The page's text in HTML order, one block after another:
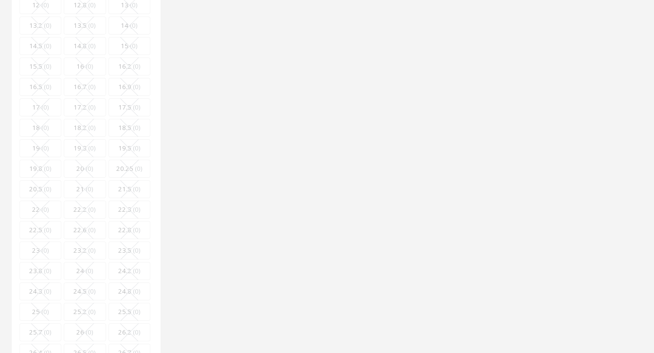
12(0) 12.8 (0) 13(0)
13.2 (0) 13.5 (0) 14(0)
14.5 (0) 14.8 (0) 15(0)
15.5 (0) 16(0) 16.2(0)
16.5 (0) 16.7 (0) 16.9(0)
17(0) 17.2 (0) 17.5(0)
18(0) 18.2 (0) 18.5 (0)
19(0) 19.3 (0) 19.5(0)
19.8 (0) 20(0) 20.25 (0)
20.5 (0) 21(0) 21.5(0)
22(0) 22.2 (0) 22.3(0)
22.5 (0) 22.6 (0) 22.8(0)
23(0) 23.2 (0) 23.5 (0)
23.8 (0) 24(0) 24.2(0)
24.3 (0) 24.5 (0) 24.8(0)
25(0) 25.2 (0) 25.5(0)
25.7 (0) 26(0) 26.2(0)